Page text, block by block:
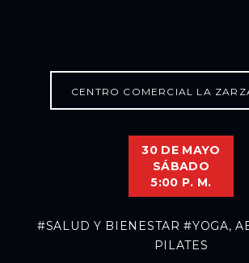
CENTRO COMERCIAL LA
30 DE MAYO
SÁBADO
5:00 P. M.
#SALUD Y BIENESTAR #YOGA,
PILATES